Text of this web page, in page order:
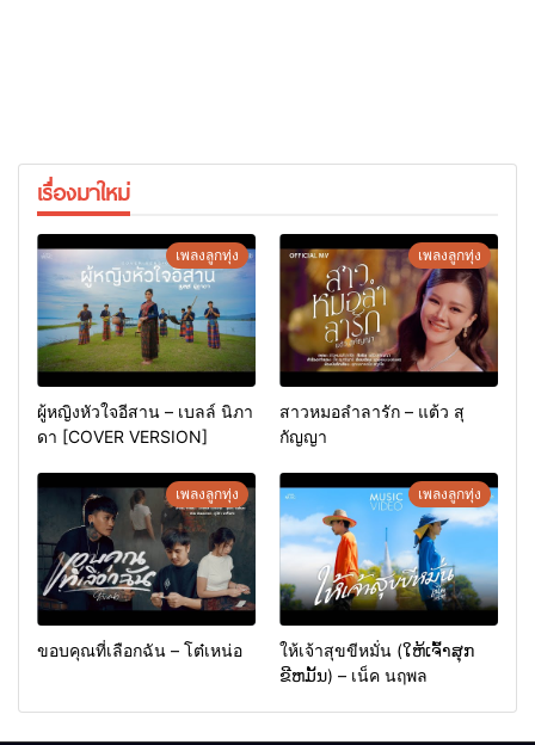
เรื่องมาใหม่
เพลงลูกทุ่ง
ผู้หญิงหัวใจอีสาน – เบลล์ นิภา
ดา [COVER VERSION]
เพลงลูกทุ่ง
สาวหมอลำลารัก – แต้ว สุ
กัญญา
เพลงลูกทุ่ง
ขอบคุณที่เลือกฉัน – โต๋เหน่อ
เพลงลูกทุ่ง
ให้เจ้าสุขขีหมั่น (ໃຫ້ເຈົ້າສຸກ
ຂີຫມັ້ນ) – เน็ค นฤพล